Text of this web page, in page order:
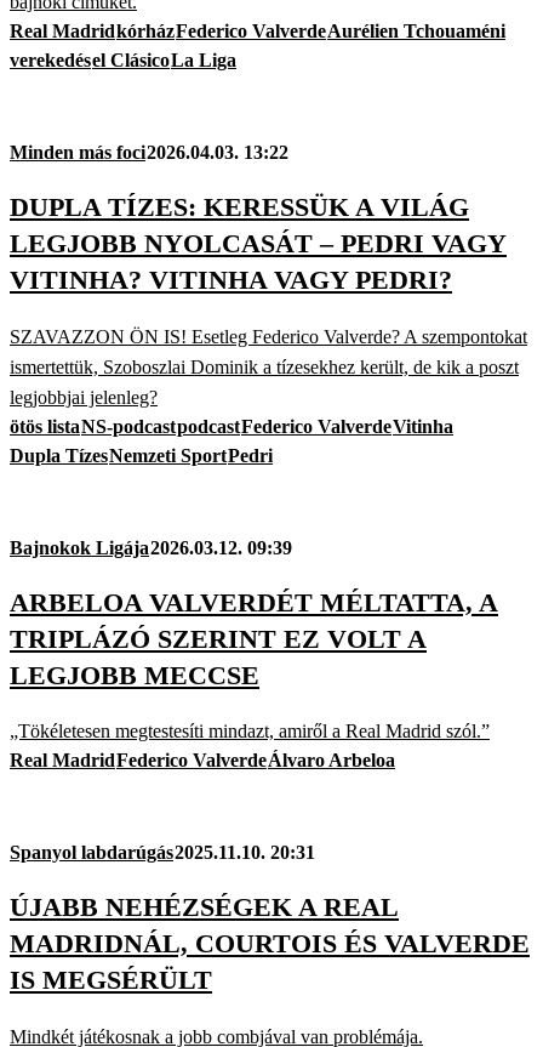
Real MadridkórházFederico ValverdeAurélien Tchouaméni
verekedésel ClásicoLa Liga
Minden más foci2026.04.03. 13:22
DUPLA TÍZES: KERESSÜK A VILÁG
LEGJOBB NYOLCASÁT – PEDRI VAGY
VITINHA? VITINHA VAGY PEDRI?
SZAVAZZON ÖN IS! Esetleg Federico Valverde? A szempontokat
ismertettük, Szoboszlai Dominik a tízesekhez került, de kik a poszt
legjobbjai jelenleg?
ötös listaNS-podcastpodcastFederico ValverdeVitinha
Dupla TízesNemzeti SportPedri
Bajnokok Ligája2026.03.12. 09:39
ARBELOA VALVERDÉT MÉLTATTA, A
TRIPLÁZÓ SZERINT EZ VOLT A
LEGJOBB MECCSE
„Tökéletesen megtestesíti mindazt, amiről a Real Madrid szól.”
Real MadridFederico ValverdeÁlvaro Arbeloa
Spanyol labdarúgás2025.11.10. 20:31
ÚJABB NEHÉZSÉGEK A REAL
MADRIDNÁL, COURTOIS ÉS VALVERDE
IS MEGSÉRÜLT
Mindkét játékosnak a jobb combjával van problémája.